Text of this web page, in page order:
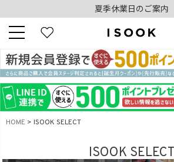
令和8年熊本地震の影響によるお荷物
新規会員登録でもれなく500ポイン
夏季休業日のご案内
令和8年熊本地震の影響によるお荷物
キーワード
HOME ISOOK SELECT
ISOOK SELECT